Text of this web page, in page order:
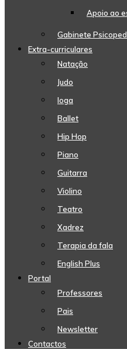
Apoio ao
Gabinete
Extra-curriculares
Natação
Judo
Ioga
Ballet
Hip Hop
Piano
Guitarra
Violino
Teatro
Xadrez
Terapia da fala
English Plus
Portal
Professores
Pais
Newsletter
Contactos